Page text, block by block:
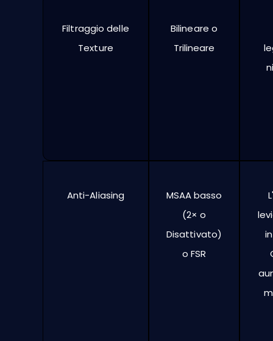
Filtraggio delle
Texture
Bilineare o
Trilineare
Anti-Aliasing
MSAA basso
(2× o
Disattivato)
o FSR